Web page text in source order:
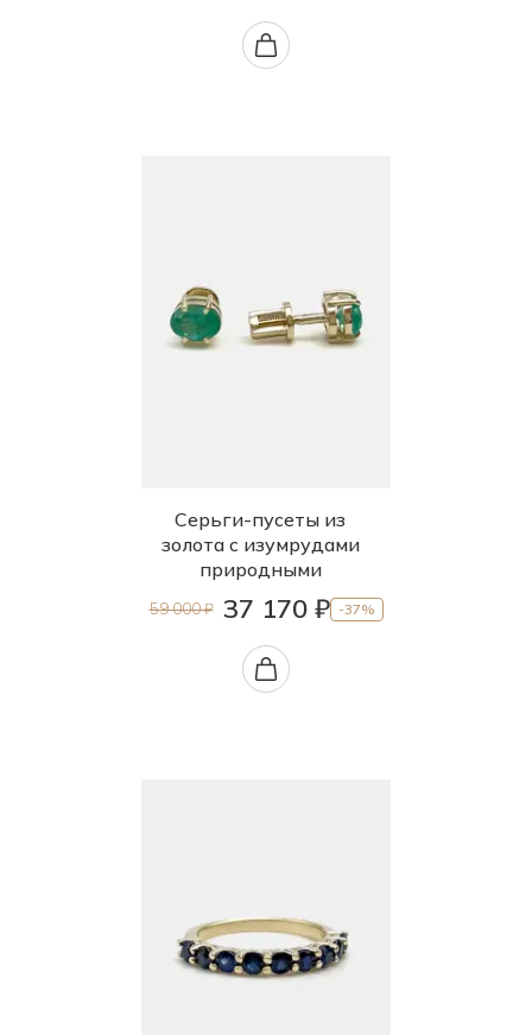
Серьги-пусеты из
золота с изумрудами
природными
59 000 ₽ 37 170 ₽ -37%